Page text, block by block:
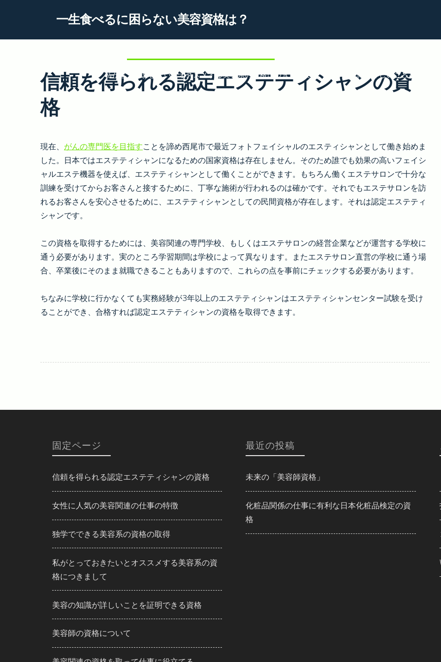
一生食べるに困らない美容資格は？
私がとっておきたいとオススメする美容系の資格につきまして 美容の知識が詳しいことを証明で
信頼を得られる認定エステティシャンの資
格
現在、 がんの専門医を目指すことを諦め西尾市で最近フォトフェイシャルのエスティシャンとして働き始めま
した。日本ではエステティシャンになるための国家資格は存在しません。そのため誰でも効果の高いフェイシ
ャルエステ機器を使えば、エステティシャンとして働くことができます。もちろん働くエステサロンで十分な
訓練を受けてからお客さんと接するために、丁寧な施術が行われるのは確かです。それでもエステサロンを訪
れるお客さんを安心させるために、エステティシャンとしての民間資格が存在します。それは認定エステティ
シャンです。
この資格を取得するためには、美容関連の専門学校、もしくはエステサロンの経営企業などが運営する学校に
通う必要があります。実のところ学習期間は学校によって異なります。またエステサロン直営の学校に通う場
合、卒業後にそのまま就職できることもありますので、これらの点を事前にチェックする必要があります。
ちなみに学校に行かなくても実務経験が3年以上のエステティシャンはエステティシャンセンター試験を受け
ることができ、合格すれば認定エステティシャンの資格を取得できます。
固定ページ
信頼を得られる認定エステティシャンの資格
女性に人気の美容関連の仕事の特徴
独学でできる美容系の資格の取得
私がとっておきたいとオススメする美容系の資
格につきまして
美容の知識が詳しいことを証明できる資格
美容師の資格について
最近の投稿
未来の「美容師資格」
化粧品関係の仕事に有利な日本化粧品検定の資
格